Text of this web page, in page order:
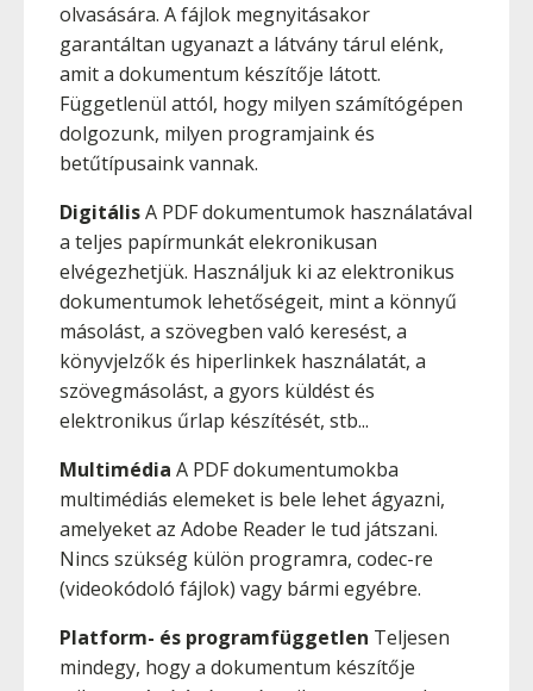
olvasására. A fájlok megnyitásakor
garantáltan ugyanazt a látvány tárul elénk,
amit a dokumentum készítője látott.
Függetlenül attól, hogy milyen számítógépen
dolgozunk, milyen programjaink és
betűtípusaink vannak.
DigitálisA PDF dokumentumok használatával
a teljes papírmunkát elekronikusan
elvégezhetjük. Használjuk ki az elektronikus
dokumentumok lehetőségeit, mint a könnyű
másolást, a szövegben való keresést, a
könyvjelzők és hiperlinkek használatát, a
szövegmásolást, a gyors küldést és
elektronikus űrlap készítését, stb...
Multimédia A PDF dokumentumokba
multimédiás elemeket is bele lehet ágyazni,
amelyeket az Adobe Reader le tud játszani.
Nincs szükség külön programra, codec-re
(videokódoló fájlok) vagy bármi egyébre.
Platform- és programfüggetlen Teljesen
mindegy, hogy a dokumentum készítője